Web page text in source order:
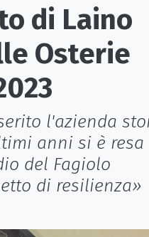
di Laino
Osterie
l'azienda
anni si è resa
del Fagiolo
di resilienza»